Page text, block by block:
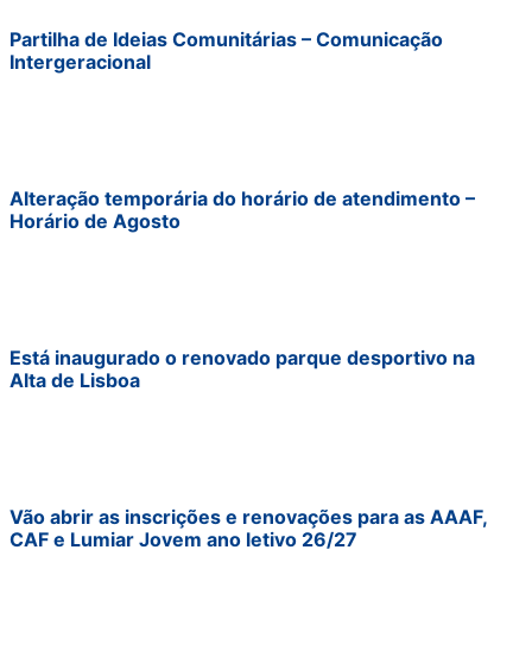
Partilha de Ideias Comunitárias – Comunicação
Intergeracional
Alteração temporária do horário de atendimento –
Horário de Agosto
Está inaugurado o renovado parque desportivo na
Alta de Lisboa
Vão abrir as inscrições e renovações para as AAAF,
CAF e Lumiar Jovem ano letivo 26/27